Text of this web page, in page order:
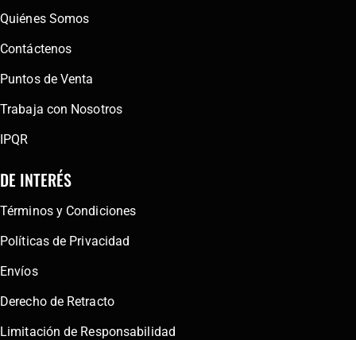
Quiénes Somos
Contáctenos
Puntos de Venta
Trabaja con Nosotros
IPQR
DE INTERÉS
Términos y Condiciones
Políticas de Privacidad
Envíos
Derecho de Retracto
Limitación de Responsabilidad